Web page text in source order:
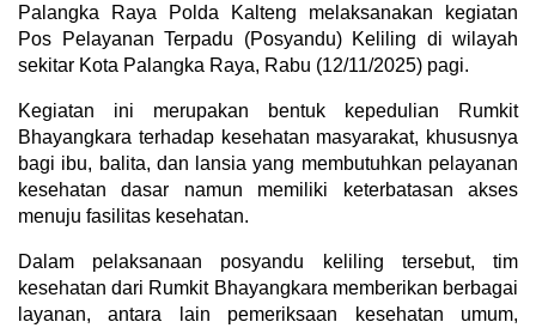
Palangka Raya Polda Kalteng melaksanakan kegiatan
Pos Pelayanan Terpadu (Posyandu) Keliling di wilayah
sekitar Kota Palangka Raya, Rabu (12/11/2025) pagi.
Kegiatan ini merupakan bentuk kepedulian Rumkit
Bhayangkara terhadap kesehatan masyarakat, khususnya
bagi ibu, balita, dan lansia yang membutuhkan pelayanan
kesehatan dasar namun memiliki keterbatasan akses
menuju fasilitas kesehatan.
Dalam pelaksanaan posyandu keliling tersebut, tim
kesehatan dari Rumkit Bhayangkara memberikan berbagai
layanan, antara lain pemeriksaan kesehatan umum,